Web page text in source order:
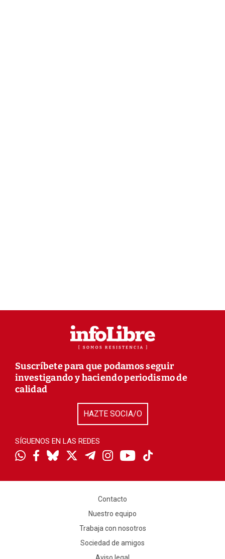
Suscríbete para que podamos seguir
investigando y haciendo periodismo de
calidad
HAZTE SOCIA/O
SÍGUENOS EN LAS REDES
Contacto
Nuestro equipo
Trabaja con nosotros
Sociedad de amigos
Aviso legal